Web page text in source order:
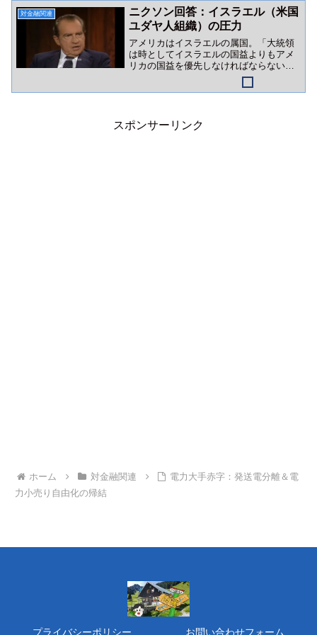
対金融関連
ニクソン回答：イスラエル（米国
ユダヤ人組織）の圧力
アメリカはイスラエルの属国。「大統領
は時としてイスラエルの国益よりもアメ
リカの国益を優先しなければならない」
かつてのニクソン語録は、イスラエルロ
ビーの巨大さを証明しています。
スポンサーリンク
ホーム 対金融関連
電力大手赤字：発送電分離＆電
力小売り自由化の帰結
プライバシーポリシー お問い合わせフォーム